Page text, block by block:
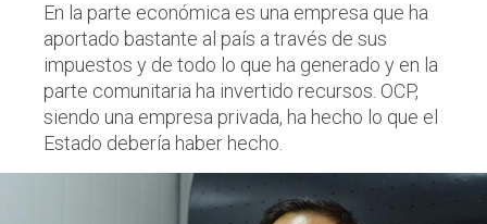
En la parte económica es una empresa que ha
aportado bastante al país a través de sus
impuestos y de todo lo que ha generado y en la
parte comunitaria ha invertido recursos. OCP,
siendo una empresa privada, ha hecho lo que el
Estado debería haber hecho.